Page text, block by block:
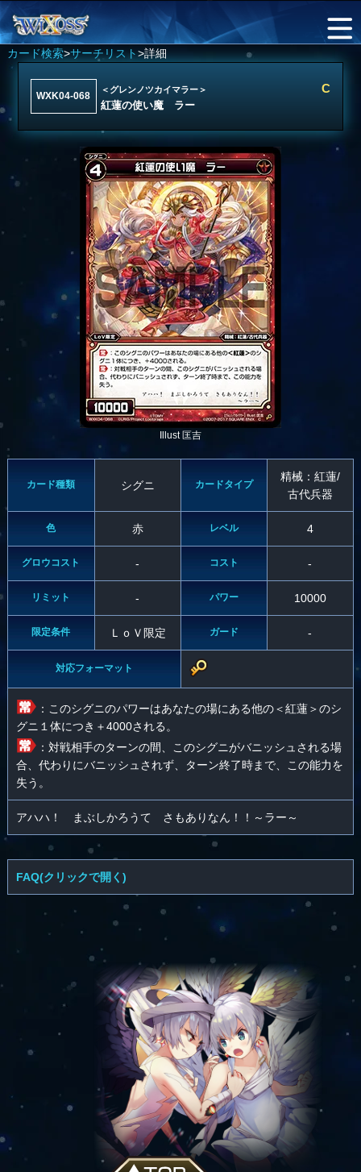
カード検索>サーチリスト>詳細
WXK04-068
＜グレンノツカイマラー＞
紅蓮の使い魔 ラー
C
Illust 匡吉
カード種類 シグニ カードタイプ
精械：紅蓮/
古代兵器
色 赤 レベル 4
グロウコスト - コスト -
リミット - パワー 10000
限定条件 ＬｏＶ限定 ガード -
対応フォーマット
：このシグニのパワーはあなたの場にある他の＜紅蓮＞のシ
グニ１体につき＋4000される。
：対戦相手のターンの間、このシグニがバニッシュされる場
合、代わりにバニッシュされず、ターン終了時まで、この能力を
失う。
アハハ！ まぶしかろうて さもありなん！！～ラー～
FAQ(クリックで開く)